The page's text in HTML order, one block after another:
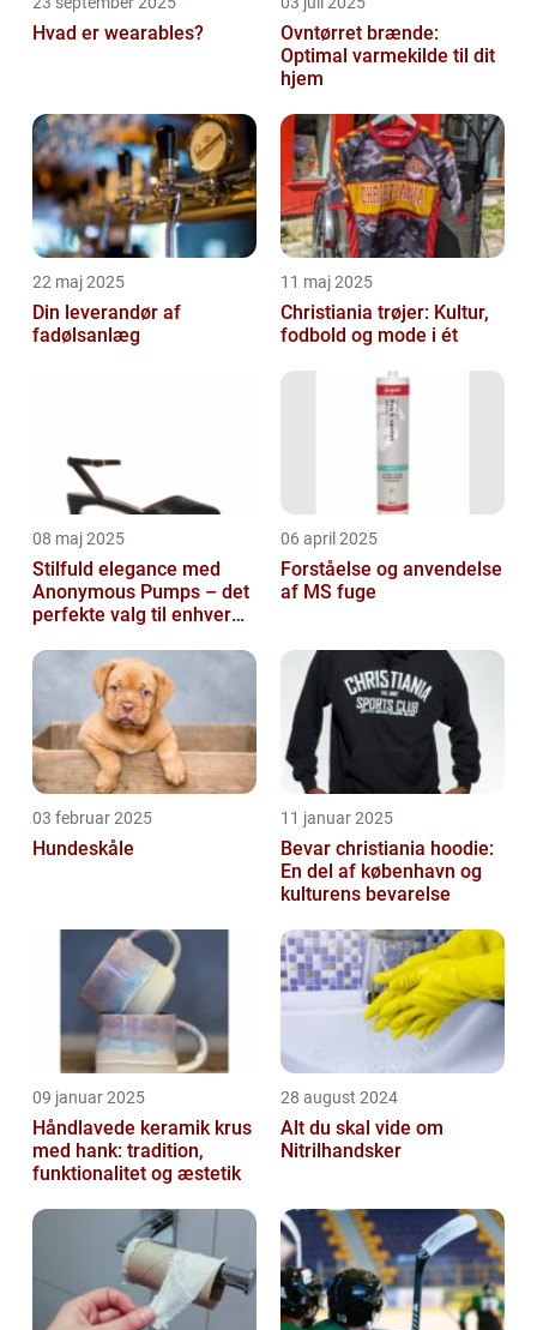
Hvad er wearables?
Ovntørret brænde:
Optimal varmekilde til dit
hjem
22 maj 2025
Din leverandør af
fadølsanlæg
11 maj 2025
Christiania trøjer: Kultur,
fodbold og mode i ét
08 maj 2025
Stilfuld elegance med
Anonymous Pumps – det
perfekte valg til enhver
06 april 2025
Forståelse og anvendelse
af MS fuge
03 februar 2025
Hundeskåle
11 januar 2025
Bevar christiania hoodie:
En del af københavn og
kulturens bevarelse
09 januar 2025
Håndlavede keramik krus
med hank: tradition,
funktionalitet og æstetik
28 august 2024
Alt du skal vide om
Nitrilhandsker